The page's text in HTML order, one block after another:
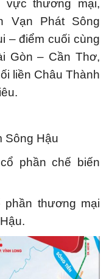
vực thương mại,
Vạn Phát Sông
– điểm cuối cùng
Gòn – Cần Thơ,
liền Châu Thành
Sông Hậu
phần chế biến
phần thương mại